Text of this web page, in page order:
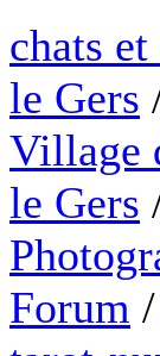
chats
le Gers
Village
le Gers
Forum /